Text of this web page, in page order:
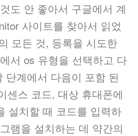
도 안 좋아서 구글에서 계
사이트를 찾아서 읽었
모든 것, 등록을 시도한
서 os 유형을 선택하고 다
단계에서 다음이 포함 된
센스 코드, 대상 휴대폰에
설치할 때 코드를 입력하
램을 설치하는 데 약간의